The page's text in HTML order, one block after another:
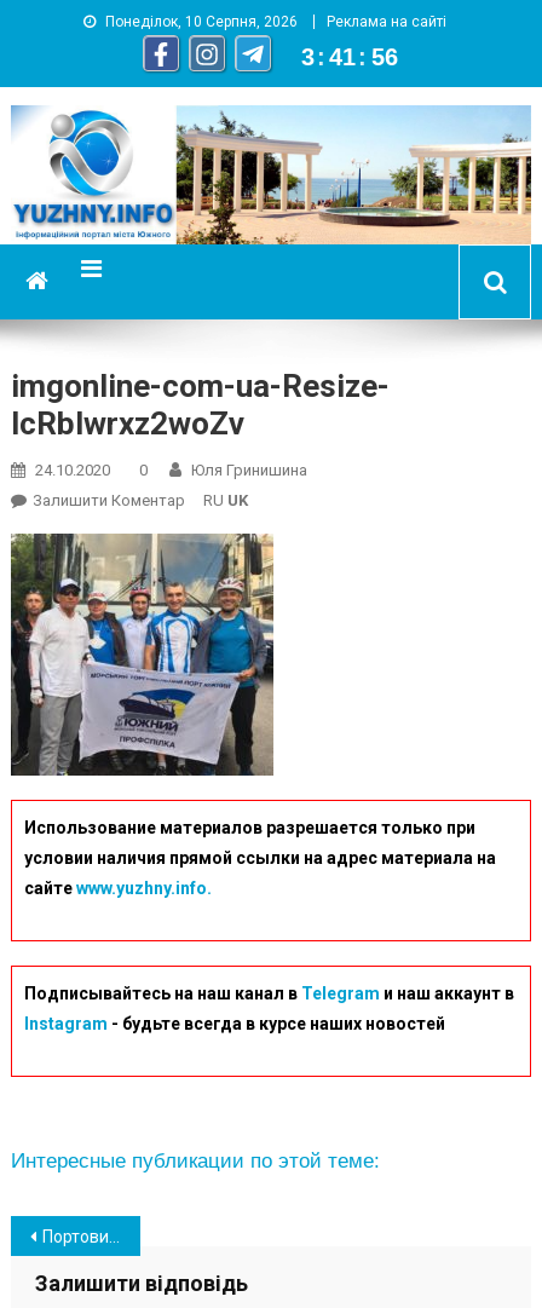
Понеділок, 10 Серпня, 2026 Реклама на сайті
3 : 41 : 56
YUZHNY.INFO
информационный портал города Южный
imgonline-com-ua-Resize-
lcRblwrxz2woZv
24.10.2020 0
Юля Гринишина
Залишити КоментарOn
Com-
Ua-
Resize-
LcRblwrxz2woZv
RU UK
Использование материалов разрешается только при
условии наличия прямой ссылки на адрес материала на
сайтеwww.yuzhny.info.
Подписывайтесь на наш канал в Telegram и наш аккаунт в
Instagram - будьте всегда в курсе наших новостей
Интересные публикации по этой теме:
Навігація
записів
Портовики «Южного» приняли участие в легендарной «Велосотке»
Залишити відповідь